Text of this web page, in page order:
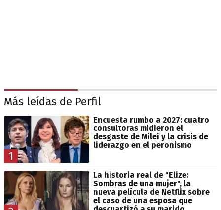
Más leídas de Perfil
1
Encuesta rumbo a 2027: cuatro
consultoras midieron el
desgaste de Milei y la crisis de
liderazgo en el peronismo
La historia real de "Elize:
Sombras de una mujer", la
nueva película de Netflix sobre
el caso de una esposa que